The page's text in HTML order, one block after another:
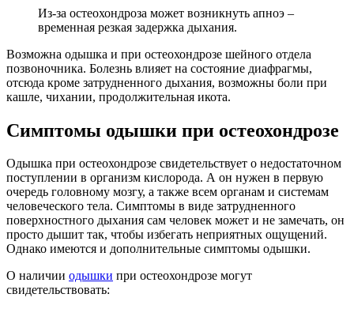
Из-за остеохондроза может возникнуть апноэ –
временная резкая задержка дыхания.
Возможна одышка и при остеохондрозе шейного отдела
позвоночника. Болезнь влияет на состояние диафрагмы,
отсюда кроме затрудненного дыхания, возможны боли при
кашле, чихании, продолжительная икота.
Симптомы одышки при остеохондрозе
Одышка при остеохондрозе свидетельствует о недостаточном
поступлении в организм кислорода. А он нужен в первую
очередь головному мозгу, а также всем органам и системам
человеческого тела. Симптомы в виде затрудненного
поверхностного дыхания сам человек может и не замечать, он
просто дышит так, чтобы избегать неприятных ощущений.
Однако имеются и дополнительные симптомы одышки.
О наличии одышки при остеохондрозе могут
свидетельствовать: